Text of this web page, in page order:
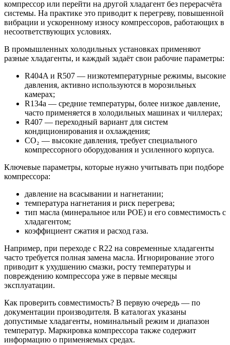
компрессор или перейти на другой хладагент без перерасчёта
системы. На практике это приводит к перегреву, повышенной
вибрации и ускоренному износу компрессоров, работающих в
несоответствующих условиях.
В промышленных холодильных установках применяют
разные хладагенты, и каждый задаёт свои рабочие параметры:
R404A и R507 — низкотемпературные режимы, высокие
давления, активно используются в морозильных
камерах;
R134a — средние температуры, более низкое давление,
часто применяется в холодильных машинах и чиллерах;
R407 — переходный вариант для систем
кондиционирования и охлаждения;
CO₂ — высокие давления, требует специального
компрессорного оборудования и усиленного корпуса.
Ключевые параметры, которые нужно учитывать при подборе
компрессора:
давление на всасывании и нагнетании;
температура нагнетания и риск перегрева;
тип масла (минеральное или POE) и его совместимость с
хладагентом;
коэффициент сжатия и расход газа.
Например, при переходе с R22 на современные хладагенты
часто требуется полная замена масла. Игнорирование этого
приводит к ухудшению смазки, росту температуры и
повреждению компрессора уже в первые месяцы
эксплуатации.
Как проверить совместимость? В первую очередь — по
документации производителя. В каталогах указаны
допустимые хладагенты, номинальный режим и диапазон
температур. Маркировка компрессора также содержит
информацию о применяемых средах.